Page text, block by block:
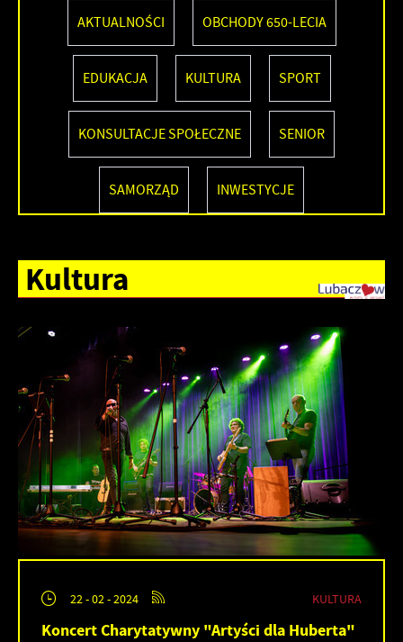
AKTUALNOŚCI OBCHODY 650-LECIA
EDUKACJA KULTURA SPORT
KONSULTACJE SPOŁECZNE SENIOR
SAMORZĄD INWESTYCJE
Kultura
22 - 02 - 2024 KULTURA
Koncert Charytatywny "Artyści dla Huberta"